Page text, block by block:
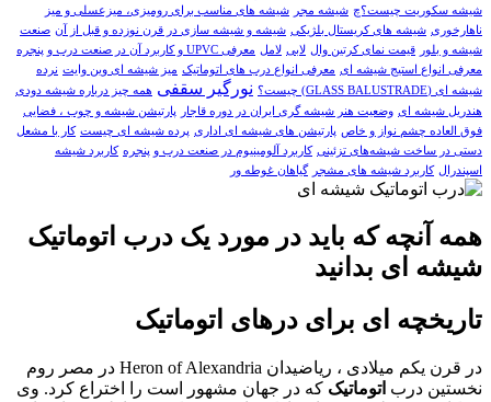
شیشه سکوریت چیست؟چ شیشه مجر
شیشه های مناسب برای رومیزی، میزعسلی و میز
ناهارخوری شیشه های کریستال بلژیکی شیشه و شیشه سازی در قرن نوزده و قبل از آن صنعت
شیشه و بلور
قیمت نمای کرتین وال لابی لامل معرفی UPVC و کاربرد آن در صنعت درب و پنجره
معرفی انواع استیج شیشه ای معرفی انواع درب های اتوماتیک میز شیشه ای وین وایت نرده
شیشه ای (GLASS BALUSTRADE) چیست؟
نورگیر سقفی همه چیز درباره شیشه دودی
هندریل شیشه‌ ای وضعيت هنر شيشه گری ايران در دوره قاجار
پارتیشن شیشه و چوب ، فضایی
فوق العاده چشم نواز و خاص پارتیشن های شیشه ای اداری پرده شیشه ای چيست کار با مشعل
دستی در ساخت شیشه‌های تزئینی کاربرد آلومینیوم در صنعت درب و پنجره کاربرد شيشه
اسپندرال کاربرد شیشه های مشجر گیاهان غوطه ور
همه آنچه که باید در مورد یک درب اتوماتیک
شیشه ای بدانید
تاریخچه ای برای درهای اتوماتیک
در قرن یکم میلادی ، ریاضیدان Heron of Alexandria در مصر روم
نخستین درب اتوماتیک که در جهان مشهور است را اختراع کرد. وی